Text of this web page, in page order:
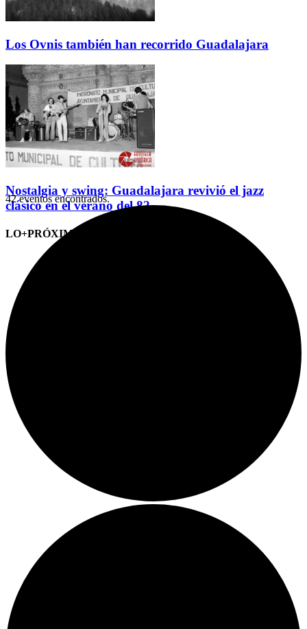
Los Ovnis también han recorrido Guadalajara
Nostalgia y swing: Guadalajara revivió el jazz
clásico en el verano del 82
LO+PRÓXIMO (CITAS)
42 eventos encontrados.